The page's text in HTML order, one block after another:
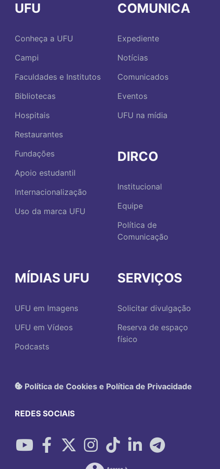
UFU
Conheça a UFU
Campi
Faculdades e Institutos
Bibliotecas
Hospitais
Restaurantes
Fundações
Apoio estudantil
Internacionalização
Uso da marca UFU
COMUNICA
Expediente
Notícias
Comunicados
Eventos
UFU na mídia
DIRCO
Institucional
Equipe
Política de
Comunicação
MÍDIAS UFU
UFU em Imagens
UFU em Vídeos
Podcasts
SERVIÇOS
Solicitar divulgação
Reserva de espaço
físico
Política de Cookies e Política de Privacidade
REDES SOCIAIS